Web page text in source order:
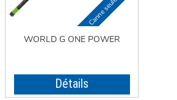
WORLD G ONE POWER
Détails